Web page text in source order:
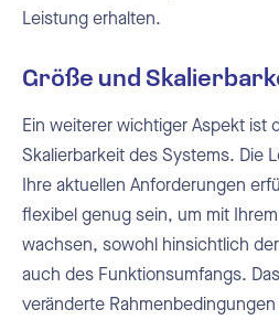
Leistung erhalten.
Größe und
Ein weiterer wichtiger Aspekt ist
Skalierbarkeit des Systems. Die
Ihre aktuellen Anforderungen
flexibel genug sein, um mit
wachsen, sowohl hinsichtlich
auch des Funktionsumfangs.
veränderte